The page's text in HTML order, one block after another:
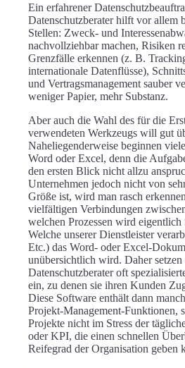
Ein erfahrener
Datenschutzberater hilft vor allem
Stellen: Zweck- und
nachvollziehbar machen, Risiken
Grenzfälle erkennen (z. B.
internationale Datenflüsse),
und Vertragsmanagement sauber
weniger Papier, mehr Substanz.
Aber auch die Wahl des für die
verwendeten Werkzeugs will gut
Naheliegenderweise beginnen
Word oder Excel, denn die
den ersten Blick nicht allzu
Unternehmen jedoch nicht von
Größe ist, wird man rasch
vielfältigen Verbindungen
welchen Prozessen wird eigentlich
Welche unserer Dienstleister
Etc.) das Word- oder Excel-
unübersichtlich wird. Daher setzen
Datenschutzberater oft
ein, zu denen sie ihren Kunden
Diese Software enthält dann
Projekt-Management-Funktionen,
Projekte nicht im Stress der
oder KPI, die einen schnellen
Reifegrad der Organisation geben